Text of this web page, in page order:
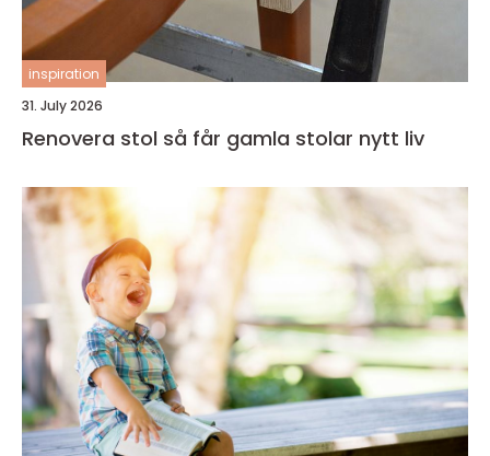
inspiration
31. July 2026
Renovera stol så får gamla stolar nytt liv